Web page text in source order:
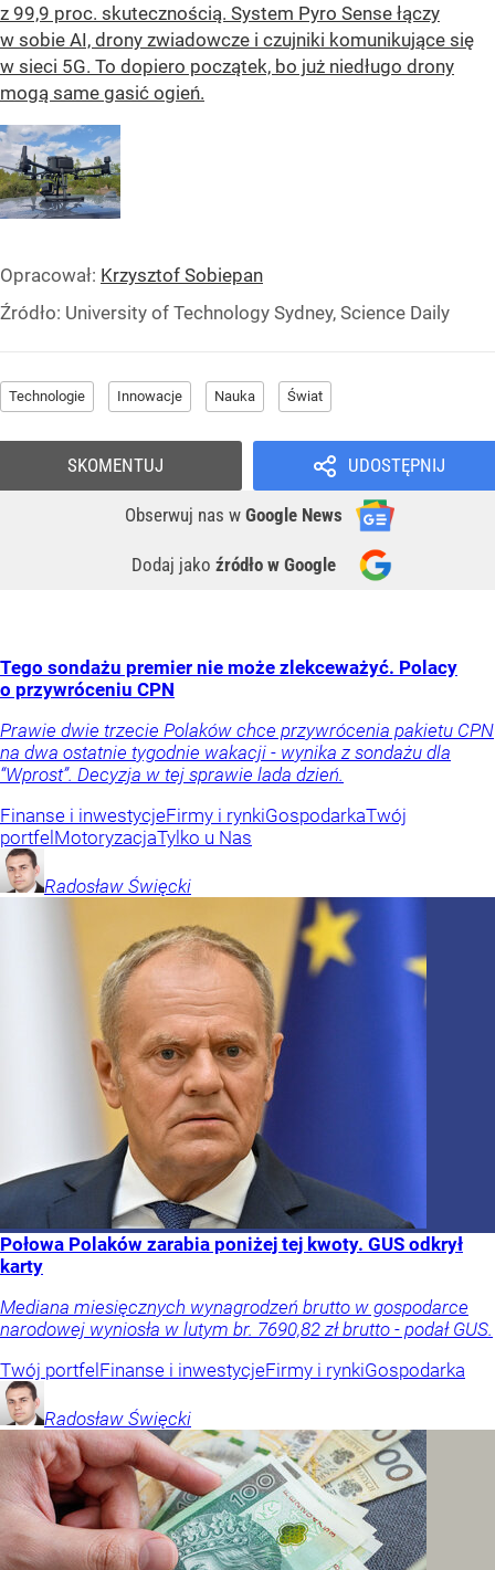
z 99,9 proc. skutecznością. System Pyro Sense łączy
w sobie AI, drony zwiadowcze i czujniki komunikujące się
w sieci 5G. To dopiero początek, bo już niedługo drony
mogą same gasić ogień.
Opracował: Krzysztof Sobiepan
Źródło: University of Technology Sydney, Science Daily
Technologie Innowacje Nauka Świat
UDOSTĘPNIJ
Obserwuj nas w Google News
Dodaj jako źródło w Google
SKOMENTUJ
Tego sondażu premier nie może zlekceważyć. Polacy
o przywróceniu CPN
Prawie dwie trzecie Polaków chce przywrócenia pakietu CPN
na dwa ostatnie tygodnie wakacji - wynika z sondażu dla
“Wprost”. Decyzja w tej sprawie lada dzień.
Finanse i inwestycjeFirmy i rynkiGospodarkaTwój
portfel MotoryzacjaTylko u Nas
Radosław Święcki
Połowa Polaków zarabia poniżej tej kwoty. GUS odkrył
karty
Mediana miesięcznych wynagrodzeń brutto w gospodarce
narodowej wyniosła w lutym br. 7690,82 zł brutto - podał GUS.
Twój portfel Finanse i inwestycjeFirmy i rynkiGospodarka
Radosław Święcki